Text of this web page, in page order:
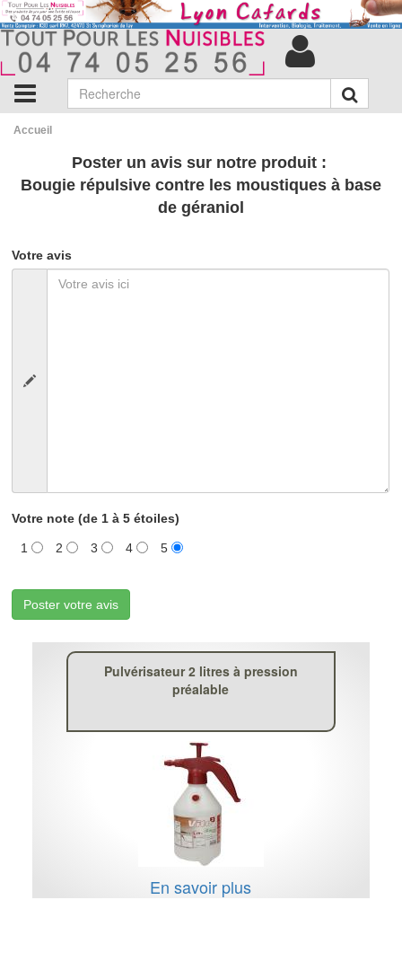
Accueil
Poster un avis sur notre produit :
Bougie répulsive contre les moustiques à base
de géraniol
Votre avis
Votre note (de 1 à 5 étoiles)
1 2 3 4 5
Poster votre avis
Pulvérisateur 2 litres à pression
préalable
En savoir plus